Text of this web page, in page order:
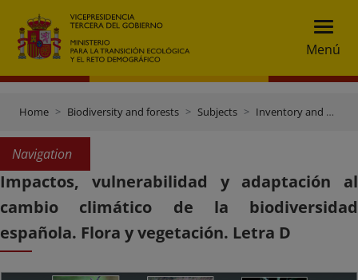
Menú
Home Biodiversity and forests Subjects Inventory and data gateway
Navigation
Impactos, vulnerabilidad y adaptación al
cambio climático de la biodiversidad
española. Flora y vegetación. Letra D